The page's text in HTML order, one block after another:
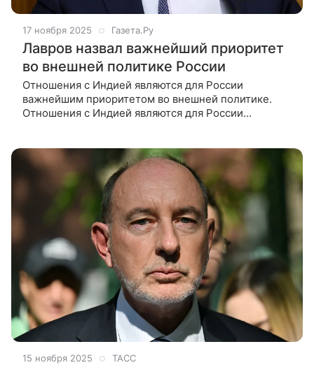
17 ноября 2025 Газета.Ру
Лавров назвал важнейший приоритет
во внешней политике России
Отношения с Индией являются для России
важнейшим приоритетом во внешней политике.
Отношения с Индией являются для России
Лавров на встрече с главой МИД Индии Субра
15 ноября 2025 ТАСС